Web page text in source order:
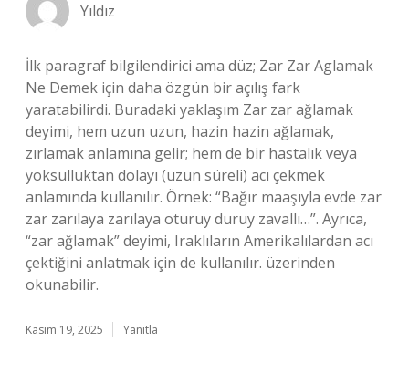
Yıldız
İlk paragraf bilgilendirici ama düz; Zar Zar Aglamak
Ne Demek için daha özgün bir açılış fark
yaratabilirdi. Buradaki yaklaşım Zar zar ağlamak
deyimi, hem uzun uzun, hazin hazin ağlamak,
zırlamak anlamına gelir; hem de bir hastalık veya
yoksulluktan dolayı (uzun süreli) acı çekmek
anlamında kullanılır. Örnek: “Bağır maaşıyla evde zar
zar zarılaya zarılaya oturuy duruy zavallı…”. Ayrıca,
“zar ağlamak” deyimi, Iraklıların Amerikalılardan acı
çektiğini anlatmak için de kullanılır. üzerinden
okunabilir.
Kasım 19, 2025 Yanıtla